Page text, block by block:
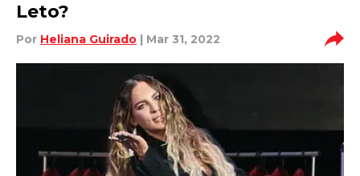
Leto?
Por Heliana Guirado | Mar 31, 2022